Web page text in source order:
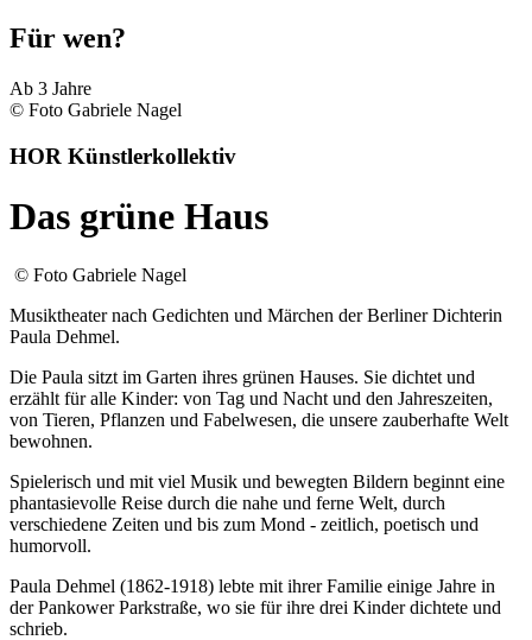
Für wen?
Ab 3 Jahre
© Foto Gabriele Nagel
HOR Künstlerkollektiv
Das grüne Haus
© Foto Gabriele Nagel
Musiktheater nach Gedichten und Märchen der Berliner Dichterin
Paula Dehmel.
Die Paula sitzt im Garten ihres grünen Hauses. Sie dichtet und
erzählt für alle Kinder: von Tag und Nacht und den Jahreszeiten,
von Tieren, Pflanzen und Fabelwesen, die unsere zauberhafte Welt
bewohnen.
Spielerisch und mit viel Musik und bewegten Bildern beginnt eine
phantasievolle Reise durch die nahe und ferne Welt, durch
verschiedene Zeiten und bis zum Mond - zeitlich, poetisch und
humorvoll.
Paula Dehmel (1862-1918) lebte mit ihrer Familie einige Jahre in
der Pankower Parkstraße, wo sie für ihre drei Kinder dichtete und
schrieb.